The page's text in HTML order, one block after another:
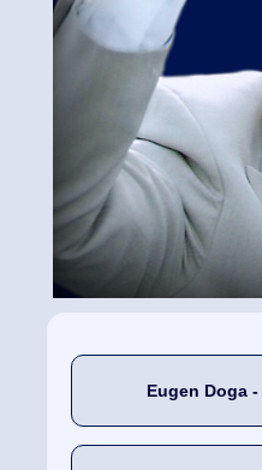
Eugen Doga -